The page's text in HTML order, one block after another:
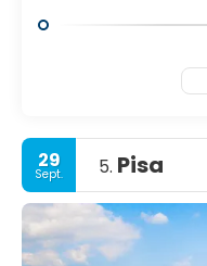
29
Sept. 5. Pisa